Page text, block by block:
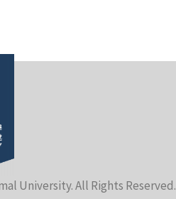
University. All Rights Reserved.